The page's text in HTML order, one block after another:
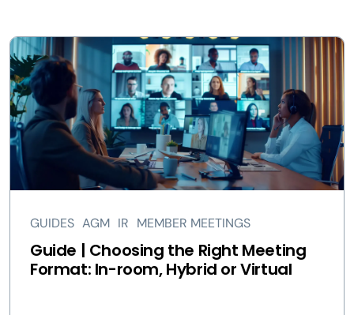
GUIDES AGM IR MEMBER MEETINGS
Guide | Choosing the Right Meeting
Format: In-room, Hybrid or Virtual